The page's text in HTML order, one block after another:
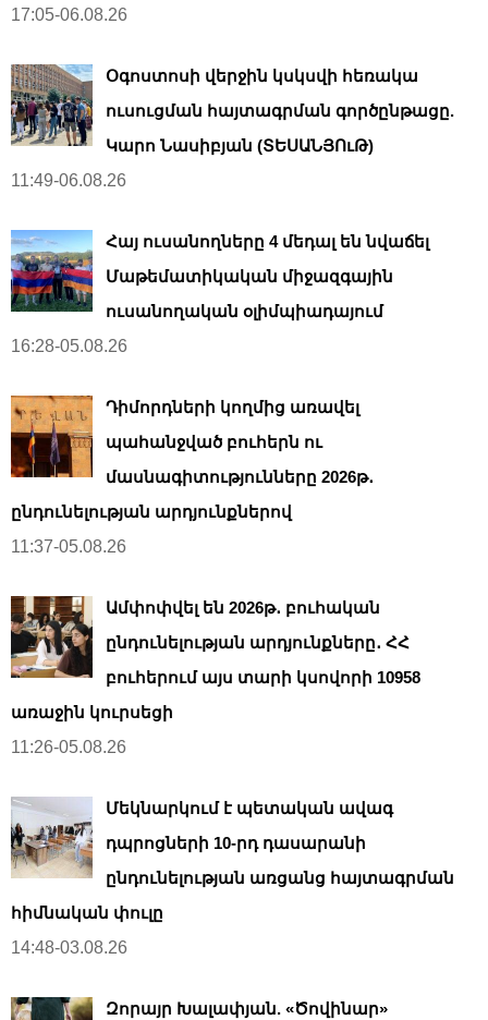
17:05-06.08.26
Օգոստոսի վերջին կսկսվի հեռակա
ուսուցման հայտագրման գործընթացը.
Կարո Նասիբյան (ՏԵՍԱՆՅՈւԹ)
11:49-06.08.26
Հայ ուսանողները 4 մեդալ են նվաճել
Մաթեմատիկական միջազգային
ուսանողական օլիմպիադայում
16:28-05.08.26
Դիմորդների կողմից առավել
պահանջված բուհերն ու
մասնագիտությունները 2026թ․
ընդունելության արդյունքներով
11:37-05.08.26
Ամփոփվել են 2026թ․ բուհական
ընդունելության արդյունքները․ ՀՀ
բուհերում այս տարի կսովորի 10958
առաջին կուրսեցի
11:26-05.08.26
Մեկնարկում է պետական ավագ
դպրոցների 10-րդ դասարանի
ընդունելության առցանց հայտագրման
հիմնական փուլը
14:48-03.08.26
Զորայր Խալափյան. «Ծովինար»